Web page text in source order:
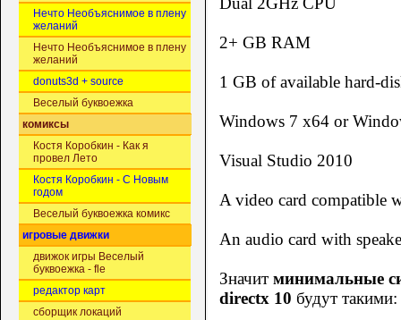
Нечто Необъяснимое в плену
желаний
Нечто Необъяснимое в плену
желаний
donuts3d + source
Веселый буквоежка
комиксы
Костя Коробкин - Как я
провел Лето
Костя Коробкин - С Новым
годом
Веселый буквоежка комикс
игровые движки
движок игры Веселый
буквоежка - fle
редактор карт
сборщик локаций
2+ GB RAM
1 GB of available hard-
Windows 7 x64 or
Visual Studio 2010
A video card compatible
An audio card with
Значит минимальные
directx 10 будут такими: